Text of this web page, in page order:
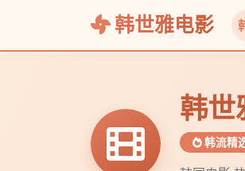
韩世雅电影
韩世
韩流精